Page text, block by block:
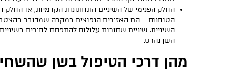
החלק הפנימי של השיניים התחתונות הקדמיות, או החלק
הטוחנות – הם האזורים הנפוצים במקרה שמדובר
השיניים. שיניים שחורות עלולות להתפתח לחורים
השן נהרס.
מהן דרכי הטיפול בשן